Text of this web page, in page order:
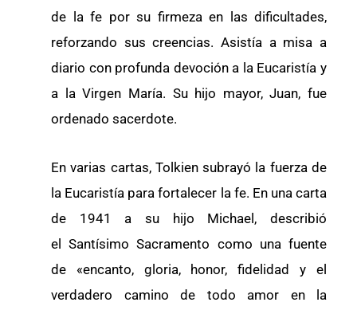
de la fe por su firmeza en las dificultades,
reforzando sus creencias. Asistía a misa a
diario con profunda devoción a la Eucaristía y
a la Virgen María. Su hijo mayor, Juan, fue
ordenado sacerdote.
En varias cartas, Tolkien subrayó la fuerza de
la Eucaristía para fortalecer la fe. En una carta
de 1941 a su hijo Michael, describió
el Santísimo Sacramento como una fuente
de «encanto, gloria, honor, fidelidad y el
verdadero camino de todo amor en la